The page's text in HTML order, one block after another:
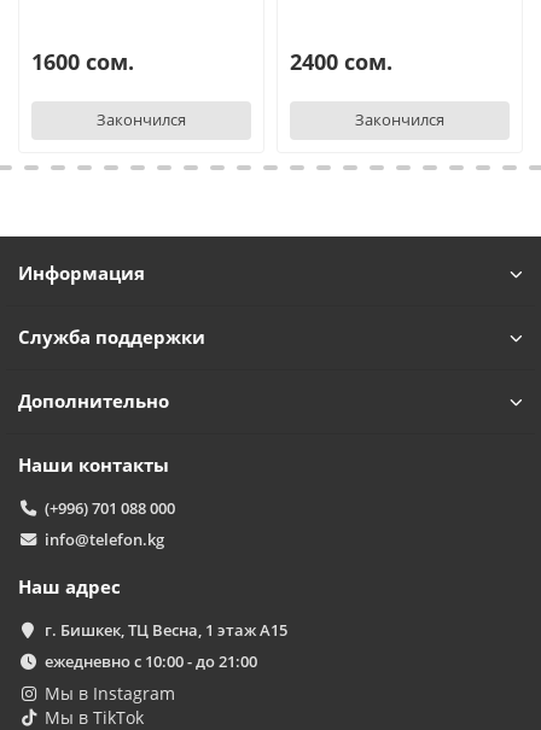
1600 сом.
Закончился
2400 сом.
Закончился
Информация
Служба поддержки
Дополнительно
Наши контакты
(+996) 701 088 000
info@telefon.kg
Наш адрес
г. Бишкек, ТЦ Весна, 1 этаж А15
ежедневно с 10:00 - до 21:00
Мы в Instagram
Мы в TikTok